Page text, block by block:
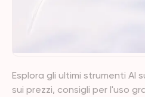
Esplora gli ultimi strumenti AI
sui prezzi, consigli per l'uso